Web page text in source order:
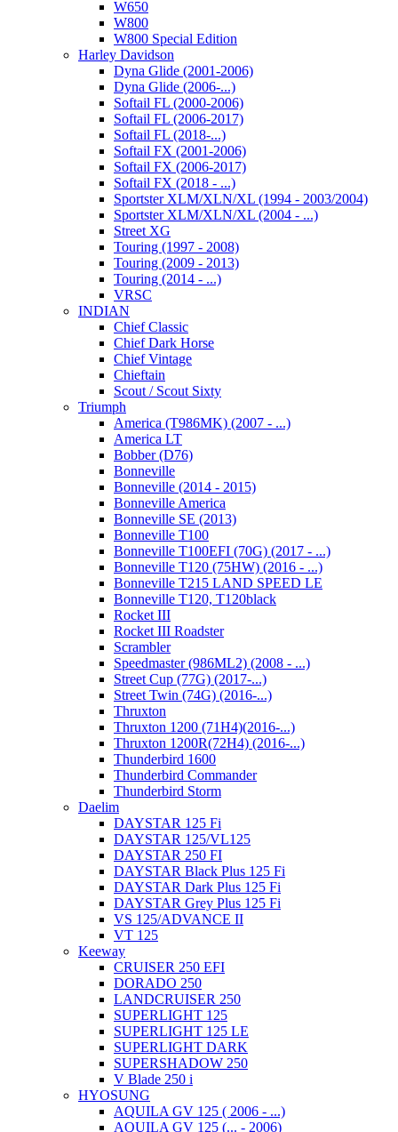
W650
W800
W800 Special Edition
Harley Davidson
Dyna Glide (2001-2006)
Dyna Glide (2006-...)
Softail FL (2000-2006)
Softail FL (2006-2017)
Softail FL (2018-...)
Softail FX (2001-2006)
Softail FX (2006-2017)
Softail FX (2018 - ...)
Sportster XLM/XLN/XL (1994 - 2003/2004)
Sportster XLM/XLN/XL (2004 - ...)
Street XG
Touring (1997 - 2008)
Touring (2009 - 2013)
Touring (2014 - ...)
VRSC
INDIAN
Chief Classic
Chief Dark Horse
Chief Vintage
Chieftain
Scout / Scout Sixty
Triumph
America (T986MK) (2007 - ...)
America LT
Bobber (D76)
Bonneville
Bonneville (2014 - 2015)
Bonneville America
Bonneville SE (2013)
Bonneville T100
Bonneville T100EFI (70G) (2017 - ...)
Bonneville T120 (75HW) (2016 - ...)
Bonneville T215 LAND SPEED LE
Bonneville T120, T120black
Rocket III
Rocket III Roadster
Scrambler
Speedmaster (986ML2) (2008 - ...)
Street Cup (77G) (2017-...)
Street Twin (74G) (2016-...)
Thruxton
Thruxton 1200 (71H4)(2016-...)
Thruxton 1200R(72H4) (2016-...)
Thunderbird 1600
Thunderbird Commander
Thunderbird Storm
Daelim
DAYSTAR 125 Fi
DAYSTAR 125/VL125
DAYSTAR 250 FI
DAYSTAR Black Plus 125 Fi
DAYSTAR Dark Plus 125 Fi
DAYSTAR Grey Plus 125 Fi
VS 125/ADVANCE II
VT 125
Keeway
CRUISER 250 EFI
DORADO 250
LANDCRUISER 250
SUPERLIGHT 125
SUPERLIGHT 125 LE
SUPERLIGHT DARK
SUPERSHADOW 250
V Blade 250 i
HYOSUNG
AQUILA GV 125 ( 2006 - ...)
AQUILA GV 125 (... - 2006)